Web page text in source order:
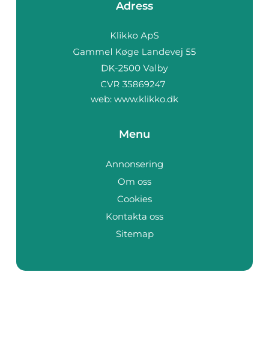
Adress
web: www.klikko.dk
Menu
Annonsering
Om oss
Cookies
Kontakta oss
Sitemap